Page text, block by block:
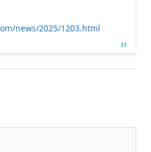
news/2025/1203.html